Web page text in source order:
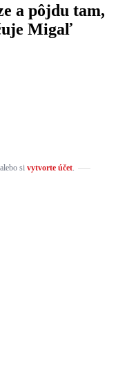
a pôjdu tam,
Migaľ
si vytvorte účet.